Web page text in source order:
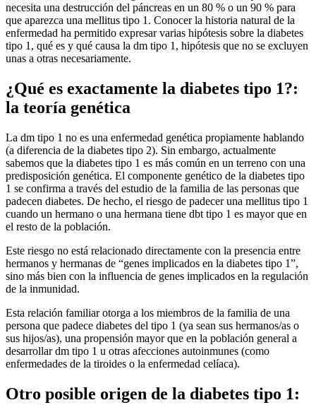
necesita una destrucción del páncreas en un 80 % o un 90 % para
que aparezca una mellitus tipo 1. Conocer la historia natural de la
enfermedad ha permitido expresar varias hipótesis sobre la diabetes
tipo 1, qué es y qué causa la dm tipo 1, hipótesis que no se excluyen
unas a otras necesariamente.
¿Qué es exactamente la diabetes tipo 1?:
la teoría genética
La dm tipo 1 no es una enfermedad genética propiamente hablando
(a diferencia de la diabetes tipo 2). Sin embargo, actualmente
sabemos que la diabetes tipo 1 es más común en un terreno con una
predisposición genética. El componente genético de la diabetes tipo
1 se confirma a través del estudio de la familia de las personas que
padecen diabetes. De hecho, el riesgo de padecer una mellitus tipo 1
cuando un hermano o una hermana tiene dbt tipo 1 es mayor que en
el resto de la población.
Este riesgo no está relacionado directamente con la presencia entre
hermanos y hermanas de “genes implicados en la diabetes tipo 1”,
sino más bien con la influencia de genes implicados en la regulación
de la inmunidad.
Esta relación familiar otorga a los miembros de la familia de una
persona que padece diabetes del tipo 1 (ya sean sus hermanos/as o
sus hijos/as), una propensión mayor que en la población general a
desarrollar dm tipo 1 u otras afecciones autoinmunes (como
enfermedades de la tiroides o la enfermedad celíaca).
Otro posible origen de la diabetes tipo 1: